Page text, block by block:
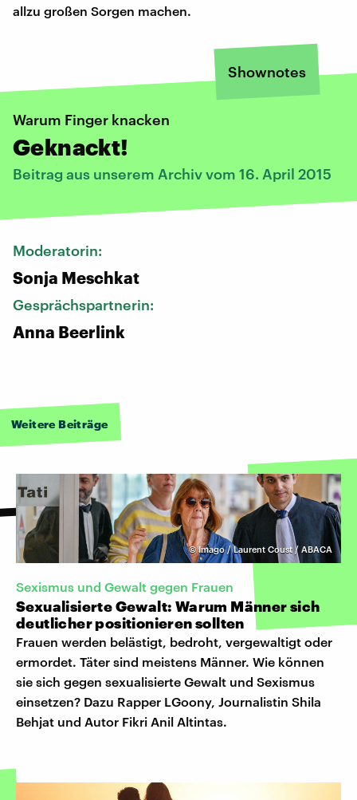
allzu großen Sorgen machen.
Shownotes
Warum Finger knacken
Geknackt!
Beitrag aus unserem Archiv vom 16. April 2015
Moderatorin:
Sonja Meschkat
Gesprächspartnerin:
Anna Beerlink
Weitere Beiträge
©Imago / Laurent Coust / ABACA
Sexismus und Gewalt gegen Frauen
Sexualisierte Gewalt: Warum Männer sich
deutlicher positionieren sollten
Frauen werden belästigt, bedroht, vergewaltigt oder
ermordet. Täter sind meistens Männer. Wie können
sie sich gegen sexualisierte Gewalt und Sexismus
einsetzen? Dazu Rapper LGoony, Journalistin Shila
Behjat und Autor Fikri Anil Altintas.